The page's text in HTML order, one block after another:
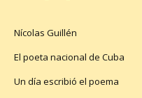
Nícolas Guillén
El poeta nacional de Cuba
Un día escribió el poema